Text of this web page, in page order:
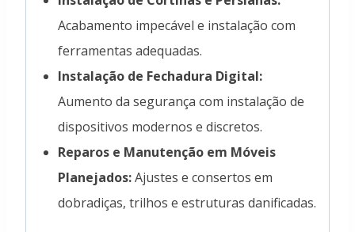
Acabamento impecável e instalação com
ferramentas adequadas.
Instalação de Fechadura Digital:
Aumento da segurança com instalação de
dispositivos modernos e discretos.
Reparos e Manutenção em Móveis
Planejados:Ajustes e consertos em
dobradiças, trilhos e estruturas danificadas.